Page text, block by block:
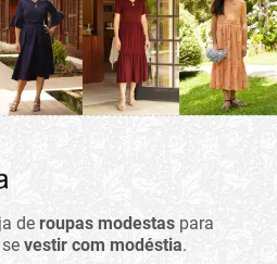
de roupas modestas para
vestir com modéstia.